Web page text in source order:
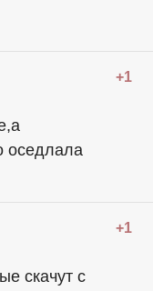
+1
оседлала
+1
скачут с